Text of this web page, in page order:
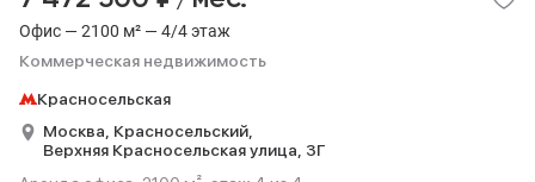
Офис — 2100 м² — 4/4 этаж
Коммерческая недвижимость
Красносельская
Москва, Красносельский,
Верхняя Красносельская улица, 3Г